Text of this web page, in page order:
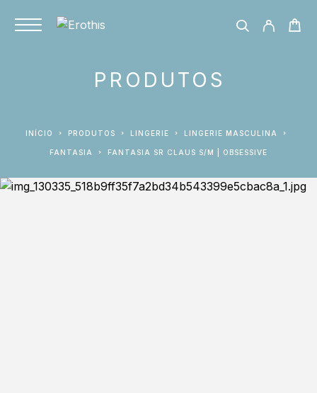
PRODUTOS
INÍCIO PRODUTOS LINGERIE LINGERIE MASCULINA
FANTASIA FANTASIA SR CLAUS S/M | OBSESSIVE